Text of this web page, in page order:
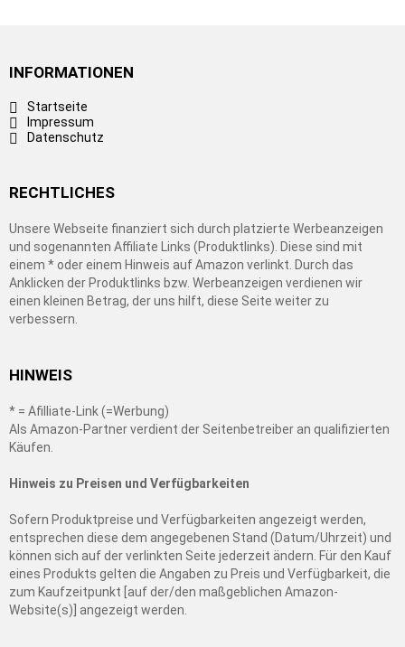
INFORMATIONEN
Startseite
Impressum
Datenschutz
RECHTLICHES
Unsere Webseite finanziert sich durch platzierte Werbeanzeigen
und sogenannten Affiliate Links (Produktlinks). Diese sind mit
einem * oder einem Hinweis auf Amazon verlinkt. Durch das
Anklicken der Produktlinks bzw. Werbeanzeigen verdienen wir
einen kleinen Betrag, der uns hilft, diese Seite weiter zu
verbessern.
HINWEIS
* = Afilliate-Link (=Werbung)
Als Amazon-Partner verdient der Seitenbetreiber an qualifizierten
Käufen.
Hinweis zu Preisen und Verfügbarkeiten
Sofern Produktpreise und Verfügbarkeiten angezeigt werden,
entsprechen diese dem angegebenen Stand (Datum/Uhrzeit) und
können sich auf der verlinkten Seite jederzeit ändern. Für den Kauf
eines Produkts gelten die Angaben zu Preis und Verfügbarkeit, die
zum Kaufzeitpunkt [auf der/den maßgeblichen Amazon-
Website(s)] angezeigt werden.